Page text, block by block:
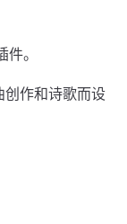
。
创作和诗歌而设